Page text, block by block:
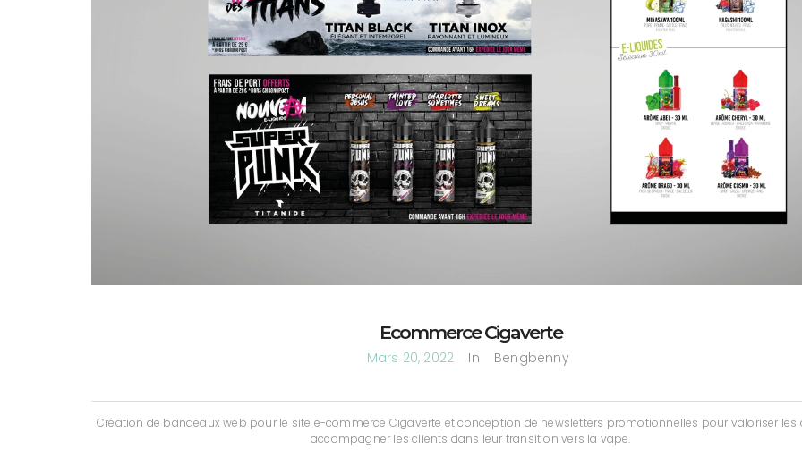
Ecommerce Cigaverte
Mars 20, 2022 In Bengbenny
Création de bandeaux web pour le site e-commerce Cigaverte et conception de newsletters promotionnelles pour valoriser les
accompagner les clients dans leur transition vers la vape.